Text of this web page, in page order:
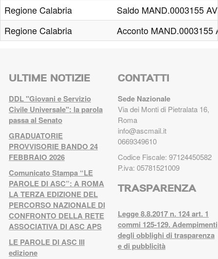
Regione Calabria
Saldo MAND.0003155
Regione Calabria
Acconto MAND.0003155
ULTIME NOTIZIE
DDL "Giovani e Servizio
Civile Universale": la parola
passa al Senato
GRADUATORIE
PROVVISORIE BANDO 24
FEBBRAIO 2026
Comunicato Stampa “LE
PAROLE DI ASC”: A ROMA
LA TERZA EDIZIONE DEL
PERCORSO NAZIONALE DI
CONFRONTO DELLA RETE
ASSOCIATIVA DI ASC APS
LE PAROLE DI ASC III
edizione
CONTATTI
Sede Nazionale
Via dei Monti di Pietralata 16,
Roma
info@ascmail.it
0669349610
Codice Fiscale: 97124450582
P.iva: 05781521009
TRASPARENZA
Legge 8.8.2017 n. 124 art. 1
commi 125-129. Adempimenti
degli obblighi di trasparenza
e di pubblicità